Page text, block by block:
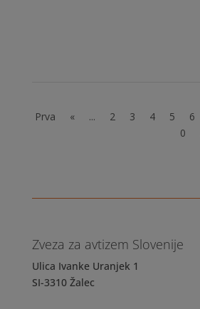
Prva
« ... 2 3 4 5 6
0
Zveza za avtizem Slovenije
Ulica Ivanke Uranjek 1
SI-3310 Žalec